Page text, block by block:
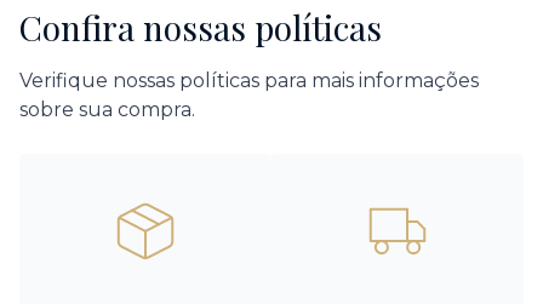
Confira nossas políticas
Verifique nossas políticas para mais informações
sobre sua compra.